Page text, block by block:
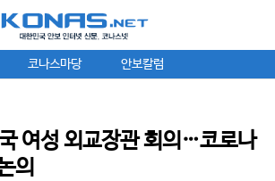
코나스마당 안보칼럼
여성 외교장관 회의…코로나
의